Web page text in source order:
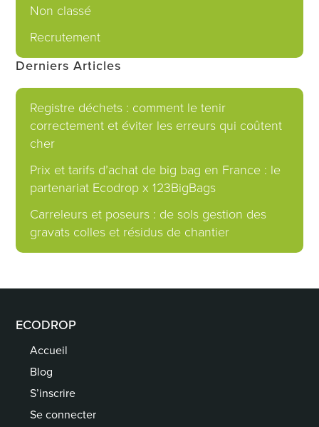
Non classé
Recrutement
Derniers Articles
Registre déchets : comment le tenir
correctement et éviter les erreurs qui coûtent
cher
Prix et tarifs d’achat de big bag en France : le
partenariat Ecodrop x 123BigBags
Carreleurs et poseurs : de sols gestion des
gravats colles et résidus de chantier
ECODROP
Accueil
Blog
S’inscrire
Se connecter